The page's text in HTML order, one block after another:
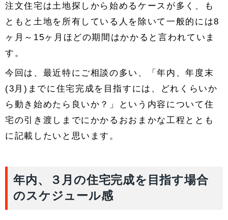
注文住宅は土地探しから始めるケースが多く、も
ともと土地を所有している人を除いて一般的には8
ヶ月～15ヶ月ほどの期間はかかると言われていま
す。
今回は、最近特にご相談の多い、「年内、年度末
(3月)までに住宅完成を目指すには、どれくらいか
ら動き始めたら良いか？」という内容について住
宅の引き渡しまでにかかるおおまかな工程ととも
に記載したいと思います。
年内、３月の住宅完成を目指す場合
のスケジュール感